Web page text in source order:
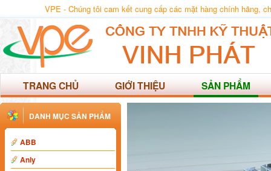
VPE - Chúng tôi cam kết cung cấp các mặt hàng chính hãng,
TRANG CHỦ GIỚI THIỆU SẢN PHẨM
DANH MỤC SẢN PHẨM
ABB
Anly